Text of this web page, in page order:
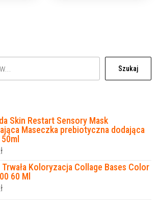
Szukaj
Skin Restart Sensory Mask
Maseczka prebiotyczna dodająca
Trwała Koloryzacja Collage Bases Color
60 Ml